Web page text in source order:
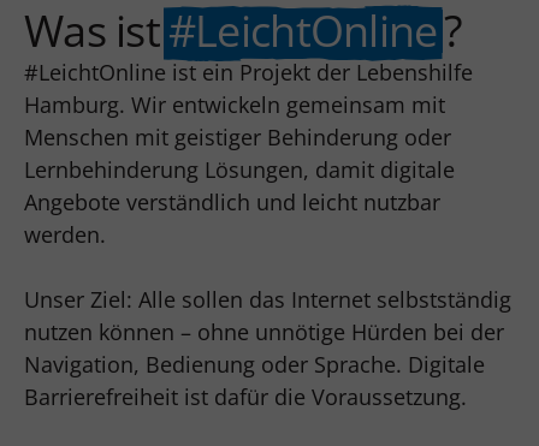
Was ist#LeichtOnline?
#LeichtOnline ist ein Projekt der Lebenshilfe
Hamburg. Wir entwickeln gemeinsam mit
Menschen mit geistiger Behinderung oder
Lernbehinderung Lösungen, damit digitale
Angebote verständlich und leicht nutzbar
werden.
Unser Ziel: Alle sollen das Internet selbstständig
nutzen können – ohne unnötige Hürden bei der
Navigation, Bedienung oder Sprache. Digitale
Barrierefreiheit ist dafür die Voraussetzung.